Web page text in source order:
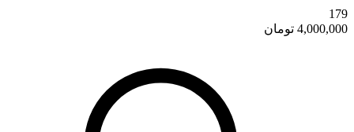
179
4,000,000 تومان